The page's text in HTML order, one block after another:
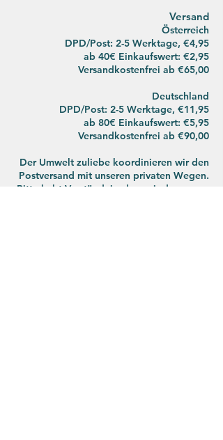
Versand
Österreich
DPD/Post: 2-5 Werktage, €4,95
ab 40€ Einkaufswert: €2,95
Versandkostenfrei ab €65,00
Deutschland
DPD/Post: 2-5 Werktage, €11,95
ab 80€ Einkaufswert: €5,95
Versandkostenfrei ab €90,00
Der Umwelt zuliebe koordinieren wir den
Postversand mit unseren privaten Wegen.
Bitte habt Verständnis, dass wir deswegen